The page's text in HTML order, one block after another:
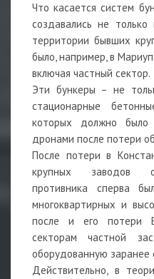
Что касается систем
создавались не
территории бывших
было, например, в
включая частный сектор.
Эти бункеры – не
стационарные
которых должно было
дронами после потери
После потери в
крупных заводов
противника сперва
многоквартирных и
после и его потери
секторам частной
оборудованную заранее
Действительно, в